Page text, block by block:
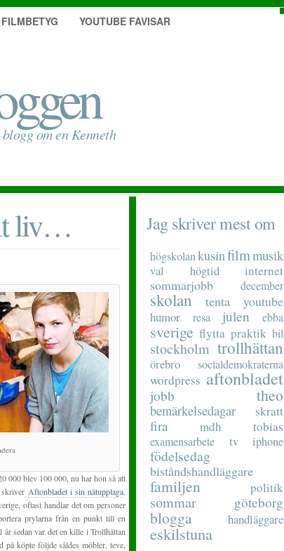
om en Kenneth
FILMBETYG YOUTUBE FAVISAR
liv…
000 blev 100 000, nu har hon så att
Aftonbladet i sin nätupplaga.
oftast handlar det om personer
prylarna från en punkt till en
år sedan var det en kille i Trollhättan
på köpte följde såldes möbler, teve,
Jag skriver mest om
högskolankusinfilmmusik
val högtid internet
sommarjobb december
skolan tenta youtube
humor resa julen ebba
sverige flytta praktik bil
stockholm trollhättan
örebro socialdemokraterna
wordpress aftonbladet
jobb theo
bemärkelsedagar skratt
fira mdh tobias
examensarbete tv iphone
födelsedag
biståndshandläggare
familjen politik
sommar göteborg
blogga handläggare
eskilstuna